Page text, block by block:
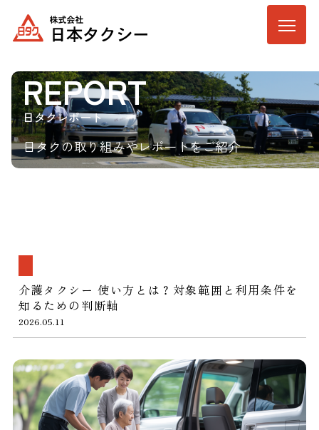
REPORT
日タクレポート
日タクの取り組みやレポートをご紹介
介護タクシー 使い方とは？対象範囲と利用条件を
知るための判断軸
2026.05.11